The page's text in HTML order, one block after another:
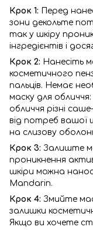
Крок 1: Перед
зони декольте
так у шкіру
інгредієнтів і
Крок 2: Нанесіть
косметичного
пальців. Немає
маску для
обличчя різні
від потреб вашої
на слизову
Крок 3: Залиште
проникнення
шкіри можна
Mandarin.
Крок 4: Змийте
залишки
Якщо ви хочете